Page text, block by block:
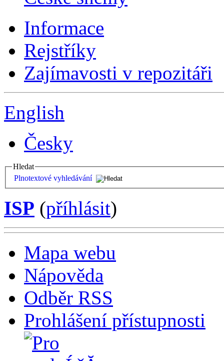
Informace
Rejstříky
Zajímavosti v repozitáři
English
Česky
Hledat
Plnotextové vyhledávání
ISP (příhlásit)
Mapa webu
Nápověda
Odběr RSS
Prohlášení přístupnosti